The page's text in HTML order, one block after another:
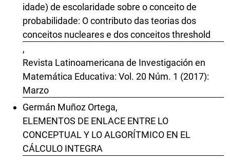
idade) de escolaridade sobre o conceito de
probabilidade: O contributo das teorias dos
conceitos nucleares e dos conceitos threshold
,
Revista Latinoamericana de Investigación en
Matemática Educativa: Vol. 20 Núm. 1 (2017):
Marzo
Germán Muñoz Ortega,
ELEMENTOS DE ENLACE ENTRE LO
CONCEPTUAL Y LO ALGORÍTMICO EN EL
CÁLCULO INTEGRA